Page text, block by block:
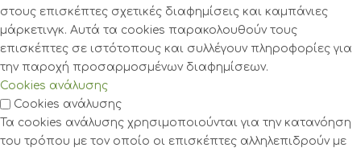
στους επισκέπτες σχετικές διαφημίσεις και καμπάνιες
μάρκετινγκ. Αυτά τα cookies παρακολουθούν τους
επισκέπτες σε ιστότοπους και συλλέγουν πληροφορίες για
την παροχή προσαρμοσμένων διαφημίσεων.
Cookies ανάλυσης
Cookies ανάλυσης
Τα cookies ανάλυσης χρησιμοποιούνται για την κατανόηση
του τρόπου με τον οποίο οι επισκέπτες αλληλεπιδρούν με